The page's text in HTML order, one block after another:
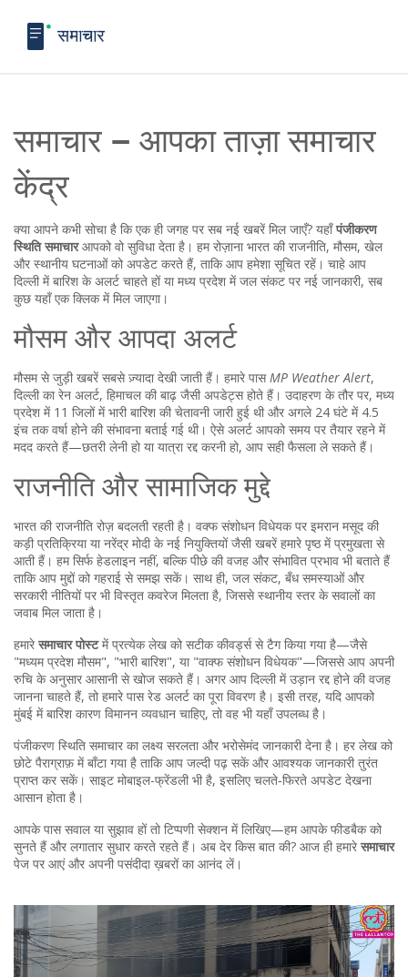
समाचार – आपका ताज़ा समाचार
केंद्र
क्या आपने कभी सोचा है कि एक ही जगह पर सब नई खबरें मिल जाएँ? यहाँपंजीकरण
स्थिति समाचारआपको वो सुविधा देता है। हम रोज़ाना भारत की राजनीति, मौसम, खेल
और स्थानीय घटनाओं को अपडेट करते हैं, ताकि आप हमेशा सूचित रहें। चाहे आप
दिल्ली में बारिश के अलर्ट चाहते हों या मध्य प्रदेश में जल संकट पर नई जानकारी, सब
कुछ यहाँ एक क्लिक में मिल जाएगा।
मौसम और आपदा अलर्ट
मौसम से जुड़ी खबरें सबसे ज़्यादा देखी जाती हैं। हमारे पासMP Weather Alert,
दिल्ली का रेन अलर्ट, हिमाचल की बाढ़ जैसी अपडेट्स होते हैं। उदाहरण के तौर पर, मध्य
प्रदेश में 11 जिलों में भारी बारिश की चेतावनी जारी हुई थी और अगले 24 घंटे में 4.5
इंच तक वर्षा होने की संभावना बताई गई थी। ऐसे अलर्ट आपको समय पर तैयार रहने में
मदद करते हैं—छतरी लेनी हो या यात्रा रद्द करनी हो, आप सही फैसला ले सकते हैं।
राजनीति और सामाजिक मुद्दे
भारत की राजनीति रोज़ बदलती रहती है। वक्फ संशोधन विधेयक पर इमरान मसूद की
कड़ी प्रतिक्रिया या नरेंद्र मोदी के नई नियुक्तियों जैसी खबरें हमारे पृष्ठ में प्रमुखता से
आती हैं। हम सिर्फ हेडलाइन नहीं, बल्कि पीछे की वजह और संभावित प्रभाव भी बताते हैं
ताकि आप मुद्दों को गहराई से समझ सकें। साथ ही, जल संकट, बँध समस्याओं और
सरकारी नीतियों पर भी विस्तृत कवरेज मिलता है, जिससे स्थानीय स्तर के सवालों का
जवाब मिल जाता है।
हमारे समाचार पोस्टमें प्रत्येक लेख को सटीक कीवर्ड्स से टैग किया गया है—जैसे
"मध्यम प्रदेश मौसम", "भारी बारिश", या "वाक्फ संशोधन विधेयक"—जिससे आप अपनी
रुचि के अनुसार आसानी से खोज सकते हैं। अगर आप दिल्ली में उड़ान रद्द होने की वजह
जानना चाहते हैं, तो हमारे पास रेड अलर्ट का पूरा विवरण है। इसी तरह, यदि आपको
मुंबई में बारिश कारण विमानन व्यवधान चाहिए, तो वह भी यहाँ उपलब्ध है।
पंजीकरण स्थिति समाचार का लक्ष्य सरलता और भरोसेमंद जानकारी देना है। हर लेख को
छोटे पैराग्राफ़ में बाँटा गया है ताकि आप जल्दी पढ़ सकें और आवश्यक जानकारी तुरंत
प्राप्त कर सकें। साइट मोबाइल-फ्रेंडली भी है, इसलिए चलते‑फिरते अपडेट देखना
आसान होता है।
आपके पास सवाल या सुझाव हों तो टिप्पणी सेक्शन में लिखिए—हम आपके फीडबैक को
सुनते हैं और लगातार सुधार करते रहते हैं। अब देर किस बात की? आज ही हमारे समाचार
पेज पर आएं और अपनी पसंदीदा ख़बरों का आनंद लें।